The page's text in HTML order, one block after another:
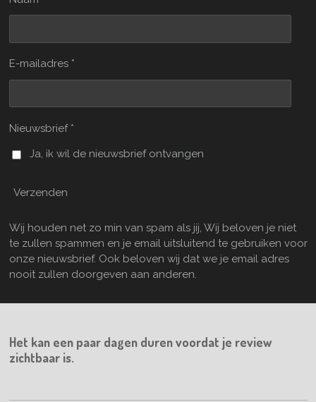
E-mailadres *
Nieuwsbrief *
Ja, ik wil de nieuwsbrief ontvangen
Verzenden
Wij houden net zo min van spam als jij, Wij beloven je niet
te zullen spammen en je email uitsluitend te gebruiken voor
onze nieuwsbrief. Ook beloven wij dat we je email adres
nooit zullen doorgeven aan anderen.
Het kan een paar dagen duren voordat je review
zichtbaar is.